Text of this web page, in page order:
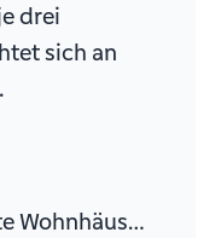
drei
sich an
⇨ Zwei aneinandergereihte Wohnhäuser mit eigenen Hausnummern auf zusammenhängenden Grundstücken. ⇨ Gesamtwohnfläche nach WoFlV von 293,74 m², verteilt auf Burgstraße 15 mit 178,80 m² und Burgstraße 17 mit 114,94 m². ⇨ Burgstraße 15 mit Gewölbekeller im Untergeschoss, Wohnebene im Erdgeschoss inklusive Terrasse sowie Wohn-Dachgeschoss mit Essdiele...